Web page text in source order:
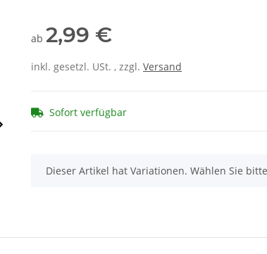
ab 2,99 €
inkl. gesetzl. USt. , zzgl. Versand
Sofort verfügbar
x
Dieser Artikel hat Variationen. Wählen Sie